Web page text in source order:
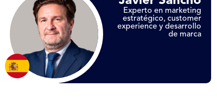
Experto en marketing
estratégico, customer
experience y desarrollo
de marca